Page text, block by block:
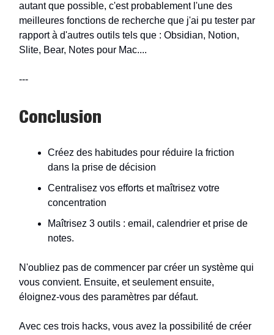
autant que possible, c'est probablement l'une des
meilleures fonctions de recherche que j'ai pu tester par
rapport à d'autres outils tels que : Obsidian, Notion,
Slite, Bear, Notes pour Mac....
---
Conclusion
Créez des habitudes pour réduire la friction
dans la prise de décision
Centralisez vos efforts et maîtrisez votre
concentration
Maîtrisez 3 outils : email, calendrier et prise de
notes.
N'oubliez pas de commencer par créer un système qui
vous convient. Ensuite, et seulement ensuite,
éloignez-vous des paramètres par défaut.
Avec ces trois hacks, vous avez la possibilité de créer